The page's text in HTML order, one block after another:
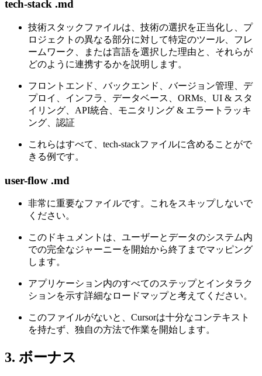
tech-stack .md
技術スタックファイルは、技術の選択を正当化し、プ
ロジェクトの異なる部分に対して特定のツール、フレ
ームワーク、または言語を選択した理由と、それらが
どのように連携するかを説明します。
フロントエンド、バックエンド、バージョン管理、デ
プロイ、インフラ、データベース、ORMs、UI & スタ
イリング、API統合、モニタリング & エラートラッキ
ング、認証
これらはすべて、tech-stackファイルに含めることがで
きる例です。
user-flow .md
非常に重要なファイルです。これをスキップしないで
ください。
このドキュメントは、ユーザーとデータのシステム内
での完全なジャーニーを開始から終了までマッピング
します。
アプリケーション内のすべてのステップとインタラク
ションを示す詳細なロードマップと考えてください。
このファイルがないと、Cursorは十分なコンテキスト
を持たず、独自の方法で作業を開始します。
3. ボーナス